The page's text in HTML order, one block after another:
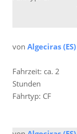
von Algeciras (ES)
Fahrzeit: ca. 2
Stunden
Fährtyp: CF